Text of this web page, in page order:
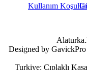
Kullanım
Designed by GavickPro
Turkiye: Çıplaklı